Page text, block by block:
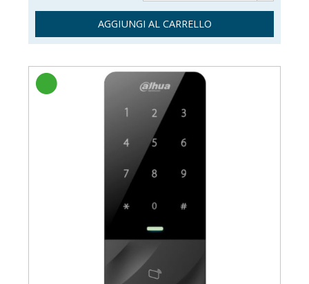
AGGIUNGI AL CARRELLO